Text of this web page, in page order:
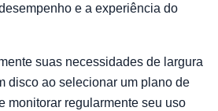
e a experiência do
suas necessidades de largura
disco ao selecionar um plano de
monitorar regularmente seu uso